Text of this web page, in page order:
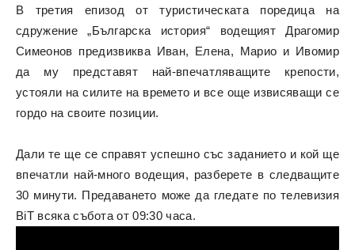
В третия епизод от туристическата поредица на
сдружение „Българска история“ водещият Драгомир
Симеонов предизвиква Иван, Елена, Марио и Ивомир
да му представят най-впечатляващите крепости,
устояли на силите на времето и все още извисяващи се
гордо на своите позиции.
Дали те ще се справят успешно със заданието и кой ще
впечатли най-много водещия, разберете в следващите
30 минути. Предаването може да гледате по телевизия
BiT всяка събота от 09:30 часа.